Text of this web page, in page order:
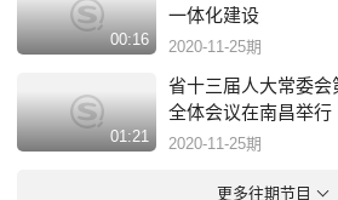
00:16
一体化建设
2020-11-25期
01:21
省十三届人大常委
全体会议在南昌举行
2020-11-25期
更多往期节目